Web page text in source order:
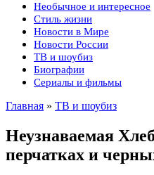
Необычное и интересное
Стиль жизни
Новости в Мире
Новости России
ТВ и шоубиз
Биографии
Сериалы и фильмы
Главная » ТВ и шоубиз
Неузнаваемая
перчатках и